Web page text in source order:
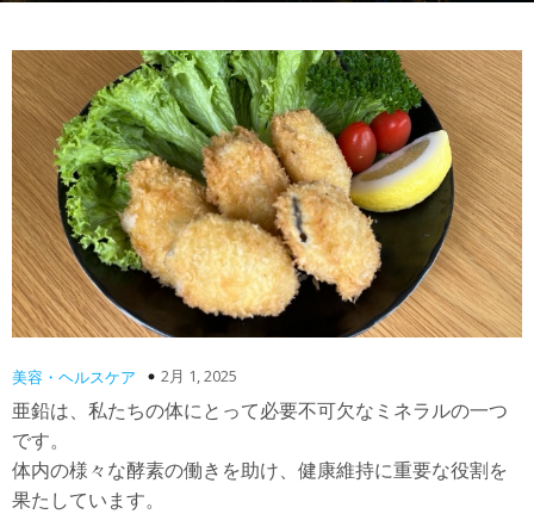
美容・ヘルスケア 2月 1, 2025
亜鉛は、私たちの体にとって必要不可欠なミネラルの一つ
です。
体内の様々な酵素の働きを助け、健康維持に重要な役割を
果たしています。